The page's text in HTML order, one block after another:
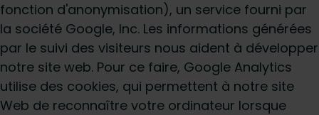
fonction d'anonymisation), un service fourni par
la société Google, Inc. Les informations générées
par le suivi des visiteurs nous aident à développer
notre site web. Pour ce faire, Google Analytics
utilise des cookies, qui permettent à notre site
Web de reconnaître votre ordinateur lorsque